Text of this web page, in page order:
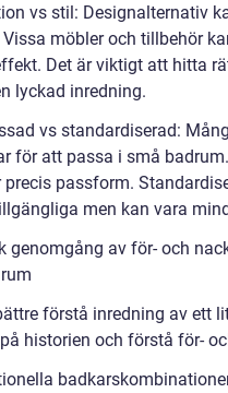
vs stil: Designalternativ
möbler och tillbehör
Det är viktigt att hitta
lyckad inredning.
vs standardiserad:
för att passa i små
precis passform.
men kan vara
genomgång av för- och
förstå inredning av ett
historien och förstå för-